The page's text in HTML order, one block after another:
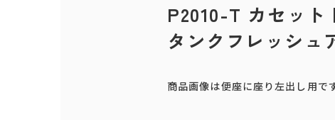
P2010-T カセッ
タンクフレッシュ
商品画像は便座に座り左出し用で